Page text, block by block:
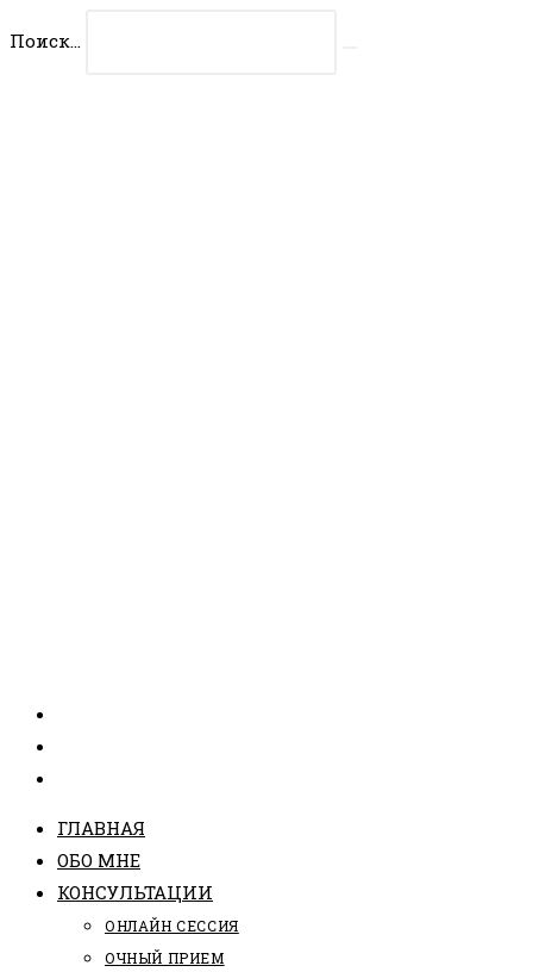
Поиск...
ГЛАВНАЯ
ОБО МНЕ
КОНСУЛЬТАЦИИ
ОНЛАЙН СЕССИЯ
ОЧНЫЙ ПРИЕМ